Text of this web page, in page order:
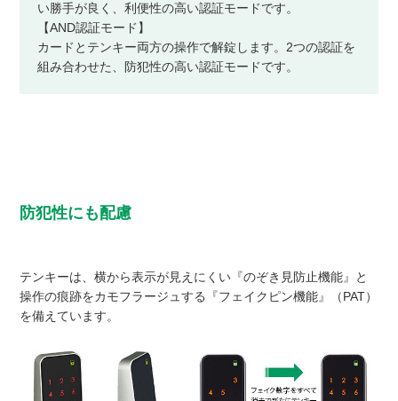
い勝手が良く、利便性の高い認証モードです。
【AND認証モード】
カードとテンキー両方の操作で解錠します。2つの認証を
組み合わせた、防犯性の高い認証モードです。
防犯性にも配慮
テンキーは、横から表示が見えにくい『のぞき見防止機能』と
操作の痕跡をカモフラージュする『フェイクピン機能』（PAT）
を備えています。